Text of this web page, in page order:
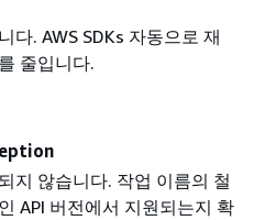
다. AWS SDKs 자동으로 재
줄입니다.
지 않습니다. 작업 이름의 철
API 버전에서 지원되는지 확